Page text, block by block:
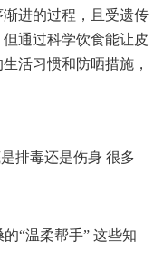
进的过程，且受遗传
通过科学饮食能让皮
活习惯和防晒措施，
排毒还是伤身 很多
“温柔帮手” 这些知